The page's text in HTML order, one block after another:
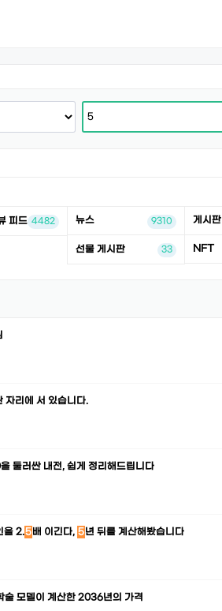
피드 4482 뉴스 9310 게시판
선물 게시판 33 NFT
자리에 서 있습니다.
둘러싼 내전, 쉽게 정리해드립니다
을 2.5배 이긴다, 5년 뒤를 계산해봤습니다
술 모델이 계산한 2036년의 가격